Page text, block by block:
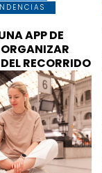
APP DE
RECORRIDO